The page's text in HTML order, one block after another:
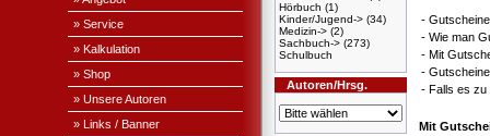
» Service
» Kalkulation
» Shop
» Unsere Autoren
» Links / Banner
Hörbuch (1)
Kinder/Jugend-> (34)
Medizin-> (2)
Sachbuch-> (273)
Schulbuch
Autoren/Hrsg.
-
- Wie man
- Mit
-
- Falls es zu
Mit